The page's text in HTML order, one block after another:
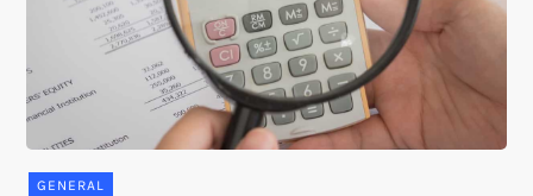
GENERAL